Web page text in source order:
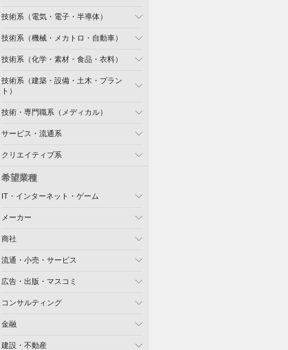
技術系（電気・電子・半導体）
技術系（機械・メカトロ・自動車）
技術系（化学・素材・食品・衣料）
技術系（建築・設備・土木・プラン
ト）
技術・専門職系（メディカル）
サービス・流通系
クリエイティブ系
希望業種
IT・インターネット・ゲーム
メーカー
商社
流通・小売・サービス
広告・出版・マスコミ
コンサルティング
金融
建設・不動産